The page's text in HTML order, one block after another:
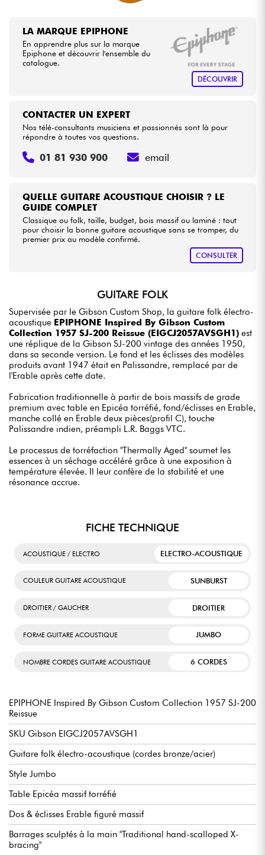
LA MARQUE EPIPHONE
En apprendre plus sur la marque
Epiphone et découvrir l'ensemble du
catalogue.
DÉCOUVRIR
QUELLE GUITARE ACOUSTIQUE CHOISIR ? LE
GUIDE COMPLET
Classique ou folk, taille, budget, bois massif ou laminé : tout
pour choisir la bonne guitare acoustique sans se tromper, du
premier prix au modèle confirmé.
CONSULTER
CONTACTER UN EXPERT
Nos télé-consultants musiciens et passionnés sont là pour
répondre à toutes vos questions.
01 81 930 900 email
GUITARE FOLK
Supervisée par le Gibson Custom Shop, la guitare folk électro-
acoustique EPIPHONE Inspired By Gibson Custom
Collection 1957 SJ-200 Reissue (EIGCJ2057AVSGH1) est
une réplique de la Gibson SJ-200 vintage des années 1950,
dans sa seconde version. Le fond et les éclisses des modèles
produits avant 1947 était en Palissandre, remplacé par de
l'Erable après cette date.
Fabrication traditionnelle à partir de bois massifs de grade
premium avec table en Epicéa torréfié, fond/éclisses en Erable,
manche collé en Erable deux pièces(profil C), touche
Palissandre indien, préampli L.R. Baggs VTC.
Le processus de torréfaction "Thermally Aged" soumet les
essences à un séchage accéléré grâce à une exposition à
température élevée. Il leur confère de la stabilité et une
résonance accrue.
FICHE TECHNIQUE
ACOUSTIQUE / ELECTRO ELECTRO-ACOUSTIQUE
COULEUR GUITARE ACOUSTIQUE SUNBURST
DROITIER / GAUCHER DROITIER
FORME GUITARE ACOUSTIQUE JUMBO
NOMBRE CORDES GUITARE ACOUSTIQUE 6 CORDES
EPIPHONE Inspired By Gibson Custom Collection 1957 SJ-200
Reissue
SKU Gibson EIGCJ2057AVSGH1
Guitare folk électro-acoustique (cordes bronze/acier)
Style Jumbo
Table Epicéa massif torréfié
Dos & éclisses Erable figuré massif
Barrages sculptés à la main "Traditional hand-scalloped X-
bracing"